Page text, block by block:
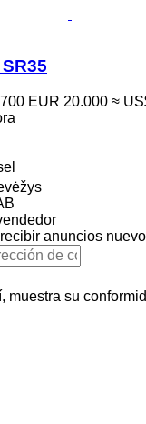
EUR 20.000 ≈
anuncios
muestra su